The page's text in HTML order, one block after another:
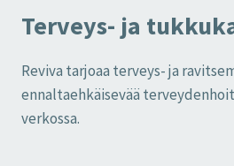
Terveys- ja
Reviva tarjoaa terveys- ja
ennaltaehkäisevää
verkossa.